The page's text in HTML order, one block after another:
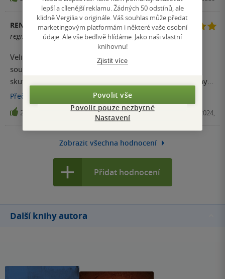
RENATA ŠKROBALOVÁ
registrovaný uživatel
Velice zajímavý příběh od začátku 20 století až po
současnost. Styl psychologických příběhů podle
skutečných událostí mám ráda . Hlavní hrdinky jsou ženy .
Místy hodně silné , emotivní .
Přečíst
21 Audiokniha (mp3), Tympanum, 2024,
Zobrazit všechna hodnocení
Přidat hodnocení
Další knihy autora
lepší a cílenější reklamu. Žádných 50 odstínů, ale
klidně Vergilia v originále. Váš souhlas může předat
marketingovým platformám i některé vaše osobní
údaje. Ale vše bedlivě hlídáme. Jako naši vlastní
knihovnu!
Zjistit více
Povolit vše
Povolit pouze nezbytné
Nastavení